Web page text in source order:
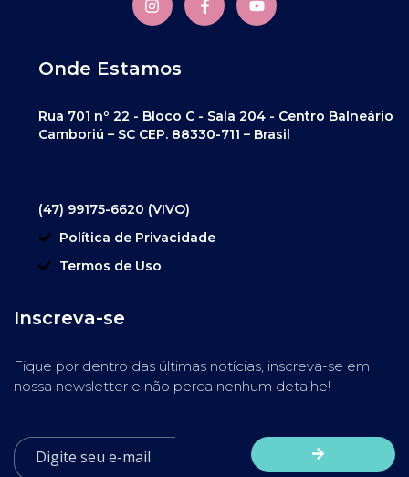
Onde Estamos
Rua 701 nº 22 - Bloco C - Sala 204 - Centro Balneário
Camboriú – SC CEP. 88330-711 – Brasil
(47) 99175-6620 (VIVO)
Política de Privacidade
Termos de Uso
Inscreva-se
Fique por dentro das últimas notícias, inscreva-se em
nossa newsletter e não perca nenhum detalhe!